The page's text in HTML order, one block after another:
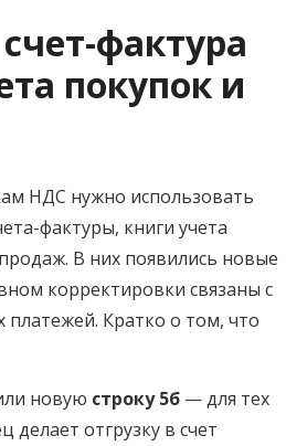
фактура
покупок и
НДС нужно использовать
фактуры, книги учета
В них появились новые
корректировки связаны с
Кратко о том, что
новую строку5б — для тех
делает отгрузку в счет